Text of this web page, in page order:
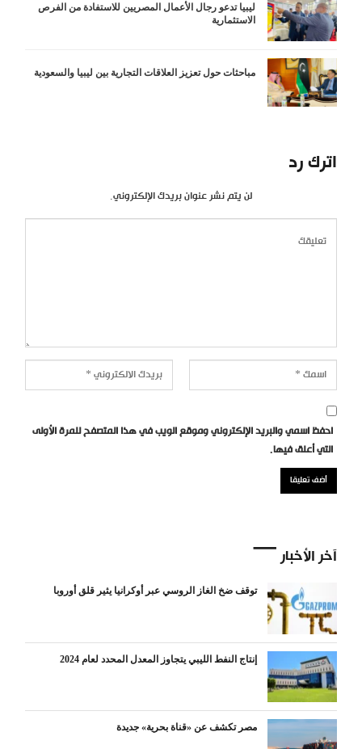
ليبيا تدعو رجال الأعمال المصريين للاستفادة من الفرص
الاستثمارية
مباحثات حول تعزيز العلاقات التجارية بين ليبيا والسعودية
اترك رد
لن يتم نشر عنوان بريدك الإلكتروني.
احفظ اسمي والبريد الإلكتروني وموقع الويب في هذا المتصفح للمرة الأولى
التي أعلق فيها.
آخر الأخبار
توقف ضخ الغاز الروسي عبر أوكرانيا يثير قلق أوروبا
إنتاج النفط الليبي يتجاوز المعدل المحدد لعام 2024
مصر تكشف عن «قناة بحرية» جديدة